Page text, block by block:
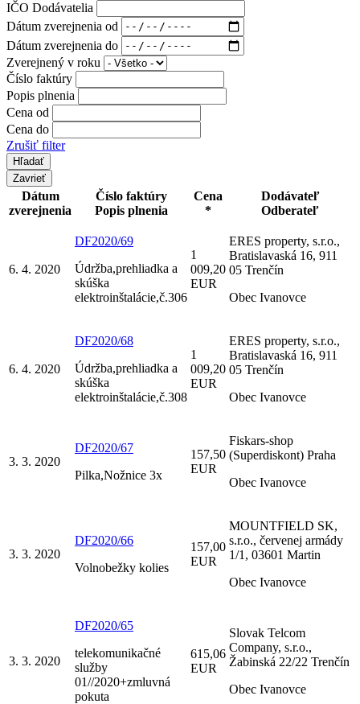
IČO Dodávatelia
Dátum zverejnenia od
Dátum zverejnenia do
Zverejnený v roku
Číslo faktúry
Popis plnenia
Cena od
Cena do
Zrušiť filter
Zavrieť
Dátum
zverejnenia
Číslo faktúry
Popis plnenia
Cena
*
Dodávateľ
Odberateľ
6. 4. 2020
DF2020/69
Údržba,prehliadka a
skúška
elektroinštalácie,č.306
1
009,20
EUR
ERES property, s.r.o.,
Bratislavaská 16, 911
05 Trenčín
Obec Ivanovce
6. 4. 2020
DF2020/68
Údržba,prehliadka a
skúška
elektroinštalácie,č.308
1
009,20
EUR
ERES property, s.r.o.,
Bratislavaská 16, 911
05 Trenčín
Obec Ivanovce
3. 3. 2020
DF2020/67
Pilka,Nožnice 3x
157,50
EUR
Fiskars-shop
(Superdiskont) Praha
Obec Ivanovce
3. 3. 2020
DF2020/66
Volnobežky kolies
157,00
EUR
MOUNTFIELD SK,
s.r.o., červenej armády
1/1, 03601 Martin
Obec Ivanovce
3. 3. 2020
DF2020/65
telekomunikačné
služby
01//2020+zmluvná
pokuta
615,06
EUR
Slovak Telcom
Company, s.r.o.,
Žabinská 22/22 Trenčín
Obec Ivanovce